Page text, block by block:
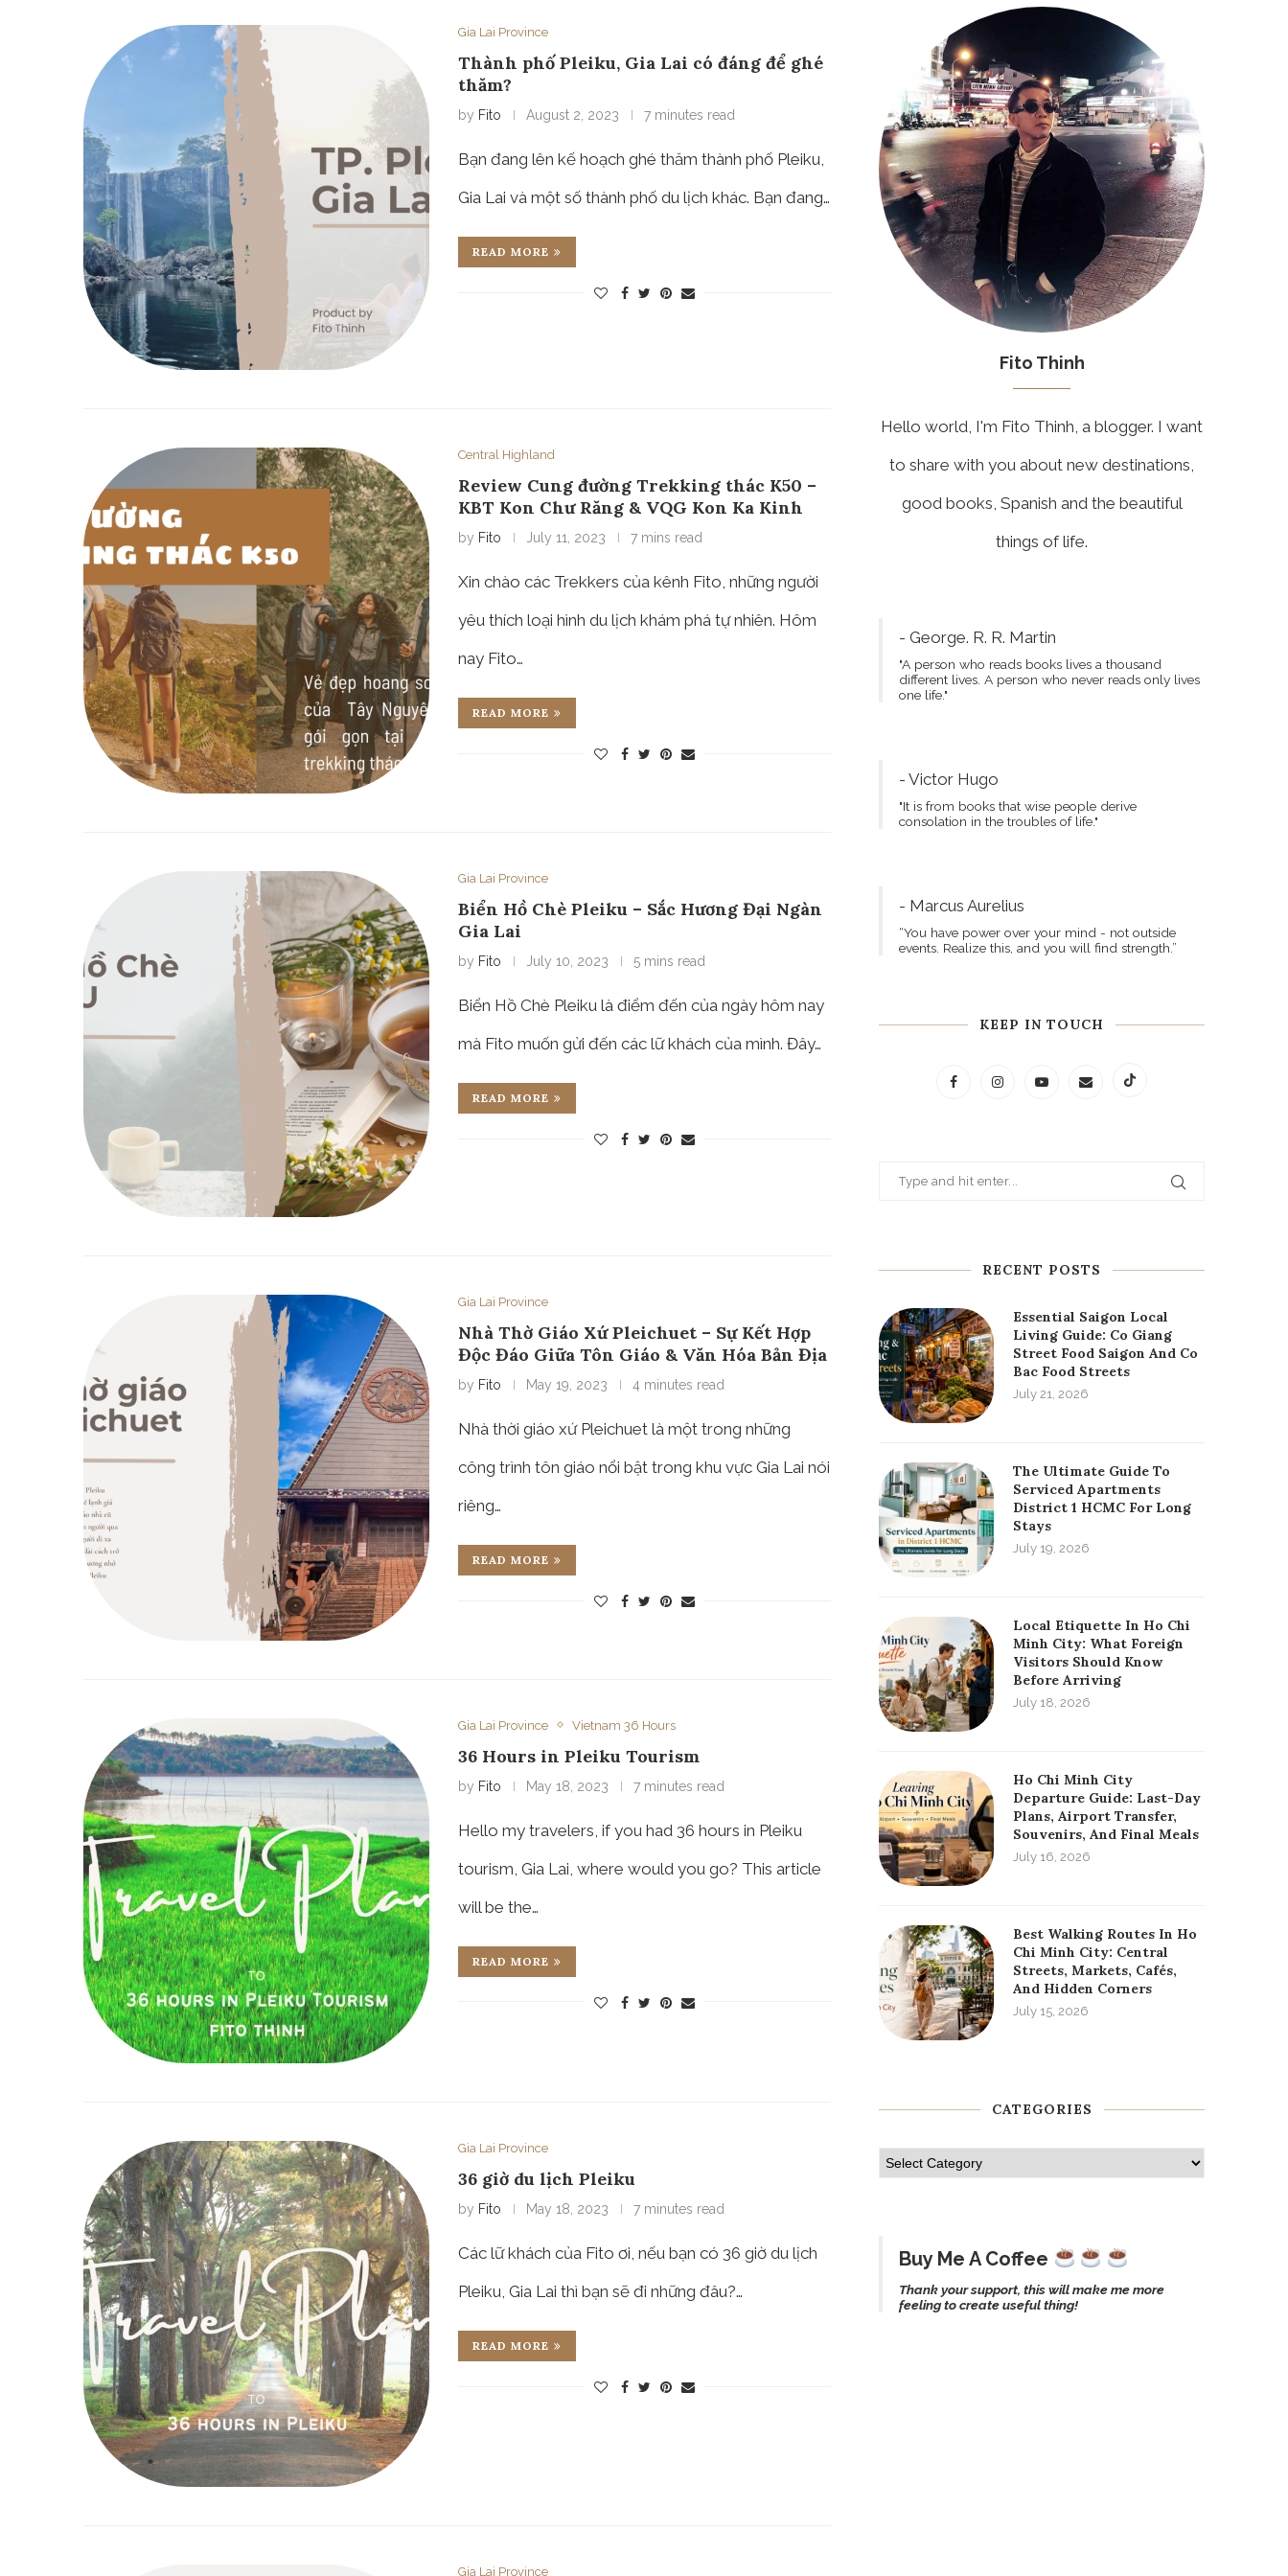
Gia Lai Province
Thành phố Pleiku, Gia Lai có đáng để ghé
thăm?
by Fito August 2, 2023 7 minutes read
Bạn đang lên kế hoạch ghé thăm thành phố Pleiku,
Gia Lai và một số thành phố du lịch khác. Bạn đang…
READ MORE
Central Highland
Review Cung đường Trekking thác K50 –
KBT Kon Chư Răng & VQG Kon Ka Kinh
by Fito July 11, 2023 7 mins read
Xin chào các Trekkers của kênh Fito, những người
yêu thích loại hình du lịch khám phá tự nhiên. Hôm
nay Fito…
READ MORE
Gia Lai Province
Biển Hồ Chè Pleiku – Sắc Hương Đại Ngàn
Gia Lai
by Fito July 10, 2023 5 mins read
Biển Hồ Chè Pleiku là điểm đến của ngày hôm nay
mà Fito muốn gửi đến các lữ khách của mình. Đây…
READ MORE
Gia Lai Province
Nhà Thờ Giáo Xứ Pleichuet – Sự Kết Hợp
Độc Đáo Giữa Tôn Giáo & Văn Hóa Bản Địa
by Fito May 19, 2023 4 minutes read
Nhà thời giáo xứ Pleichuet là một trong những
công trình tôn giáo nổi bật trong khu vực Gia Lai nói
riêng…
READ MORE
Gia Lai Province Vietnam 36 Hours
36 Hours in Pleiku Tourism
by Fito May 18, 2023 7 minutes read
Hello my travelers, if you had 36 hours in Pleiku
tourism, Gia Lai, where would you go? This article
will be the…
READ MORE
Gia Lai Province
36 giờ du lịch Pleiku
by Fito May 18, 2023 7 minutes read
Các lữ khách của Fito ơi, nếu bạn có 36 giờ du lịch
Pleiku, Gia Lai thì bạn sẽ đi những đâu?…
READ MORE
Gia Lai Province
Fito Thinh
Hello world, I'm Fito Thinh, a blogger. I want
to share with you about new destinations,
good books, Spanish and the beautiful
things of life.
- George. R. R. Martin
"A person who reads books lives a thousand
different lives. A person who never reads only lives
one life."
- Victor Hugo
"It is from books that wise people derive
consolation in the troubles of life."
- Marcus Aurelius
“You have power over your mind - not outside
events. Realize this, and you will find strength.”
KEEP IN TOUCH
RECENT POSTS
Essential Saigon Local
Living Guide: Co Giang
Street Food Saigon And Co
Bac Food Streets
July 21, 2026
The Ultimate Guide To
Serviced Apartments
District 1 HCMC For Long
Stays
July 19, 2026
Local Etiquette In Ho Chi
Minh City: What Foreign
Visitors Should Know
Before Arriving
July 18, 2026
Ho Chi Minh City
Departure Guide: Last-Day
Plans, Airport Transfer,
Souvenirs, And Final Meals
July 16, 2026
Best Walking Routes In Ho
Chi Minh City: Central
Streets, Markets, Cafés,
And Hidden Corners
July 15, 2026
CATEGORIES
Buy Me A Coffee
Thank your support, this will make me more
feeling to create useful thing!